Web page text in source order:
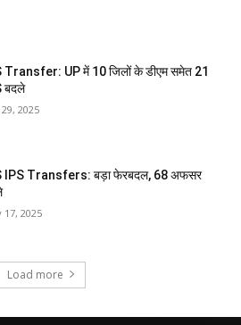
Transfer: UP में 10 जिलों के डीएम समेत 21
बदले
29, 2025
IPS Transfers: बड़ा फेरबदल, 68 अफसर
17, 2025
Load more